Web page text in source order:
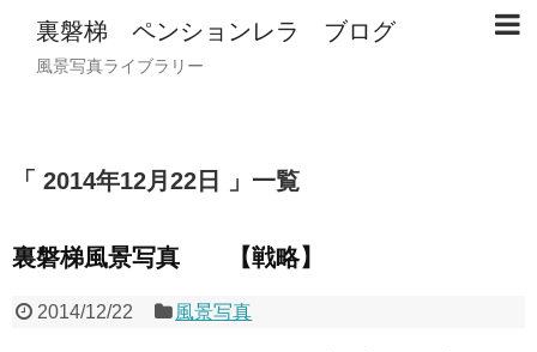
裏磐梯 ペンションレラ ブログ
風景写真ライブラリー
2014年12月22日 一覧
裏磐梯風景写真 【戦略】
2014/12/22 風景写真